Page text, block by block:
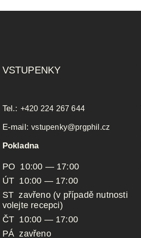
VSTUPENKY
Tel.: +420 224 267 644
E-mail:vstupenky@prgphil.cz
Pokladna
PO 10:00 — 17:00
ÚT 10:00 — 17:00
ST zavřeno (v případě nutnosti
volejte recepci)
ČT 10:00 — 17:00
PÁ zavřeno